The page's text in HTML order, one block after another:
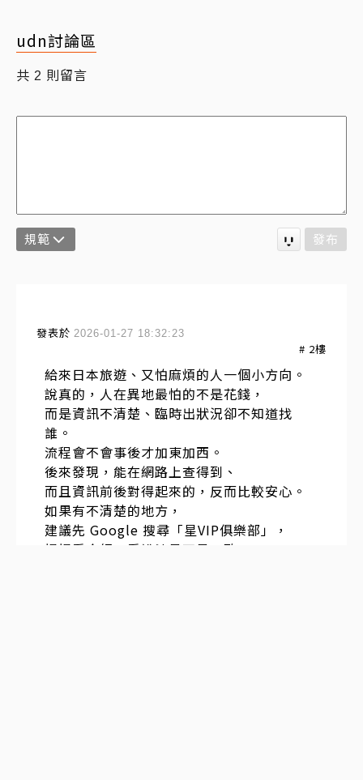
udn討論區
共 2 則留言
規範 發布
發表於 2026-01-27 18:32:23
# 2樓
給來日本旅遊、又怕麻煩的人一個小方向。
說真的，人在異地最怕的不是花錢，
而是資訊不清楚、臨時出狀況卻不知道找
誰。
流程會不會事後才加東加西。
後來發現，能在網路上查得到、
而且資訊前後對得起來的，反而比較安心。
如果有不清楚的地方，
建議先 Google 搜尋「星VIP俱樂部」，
慢慢看介紹、看說法是不是一致，